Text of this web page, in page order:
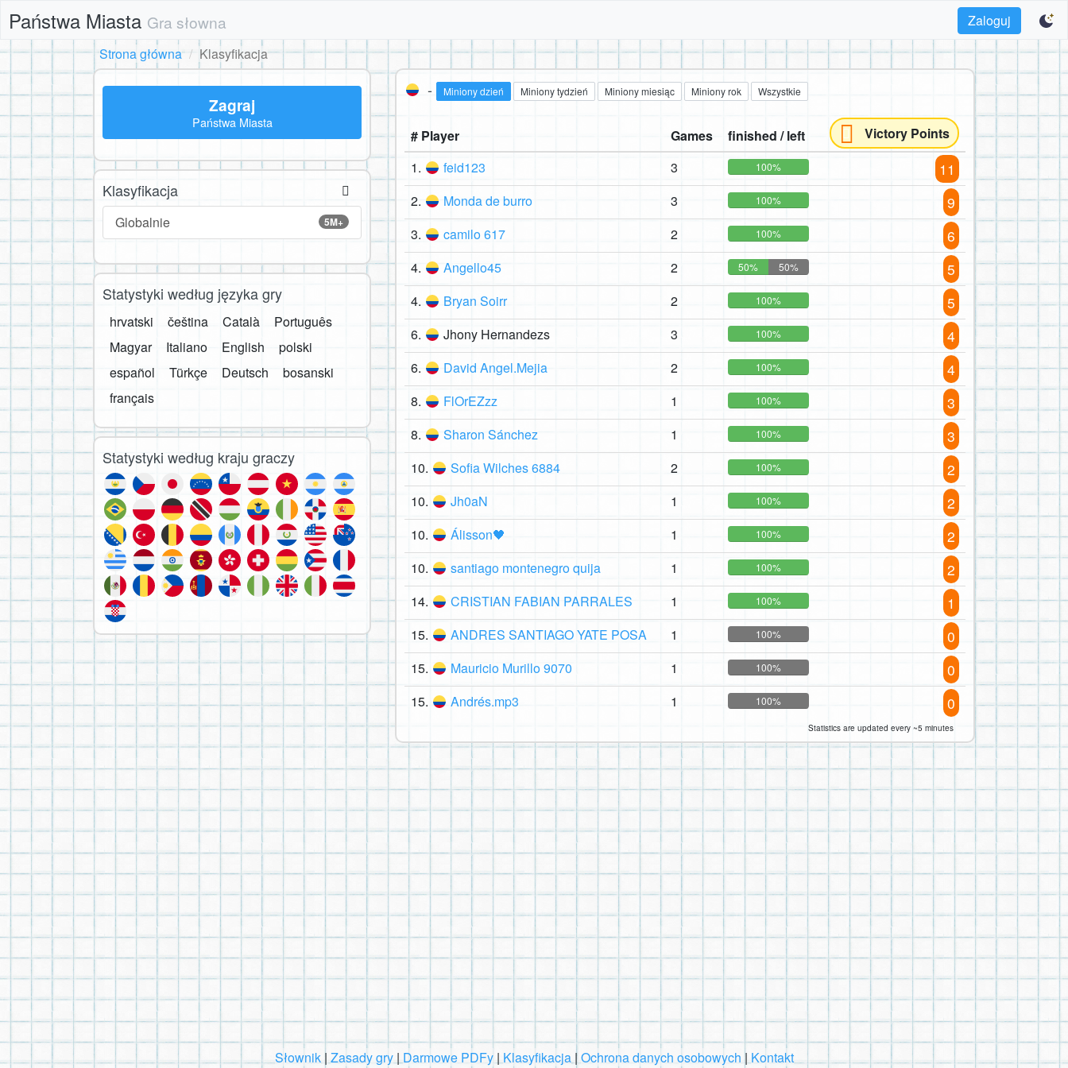
Państwa Miasta Gra słowna
Zaloguj
Strona główna
Klasyfikacja
- Miniony dzień Miniony tydzień Miniony miesiąc Miniony rok Wszystkie
# Player Games finished / left
Victory Points
1.
feid123 3 100% 11
2. Monda de burro 3 100% 9
3. camilo 617 2 100% 6
4. Angello45 2 50% 50% 5
4. Bryan Soirr 2 100% 5
6. Jhony Hernandezs 3 100% 4
6. David Angel.Mejia 2 100% 4
8. FlOrEZzz 1 100% 3
8. Sharon Sánchez 1 100% 3
10. Sofia Wilches 6884 2 100% 2
10. Jh0aN 1 100% 2
10. Álisson🖤 1 100% 2
10. santiago montenegro quija 1 100% 2
14. CRISTIAN FABIAN PARRALES 1 100% 1
15. ANDRES SANTIAGO YATE POSA 1 100% 0
15. Mauricio Murillo 9070 1 100% 0
15. Andrés.mp3 1 100% 0
Statistics are updated every ~5 minutes
Zagraj
Państwa Miasta
Klasyfikacja
5M+
Globalnie
Statystyki według języka gry
hrvatski čeština Català
Português
Magyar
Italiano English
polski
español
Türkçe Deutsch
bosanski
français
Statystyki według kraju graczy
Słownik| Zasady gry| Darmowe PDFy| Klasyfikacja| Ochrona danych osobowych | Kontakt